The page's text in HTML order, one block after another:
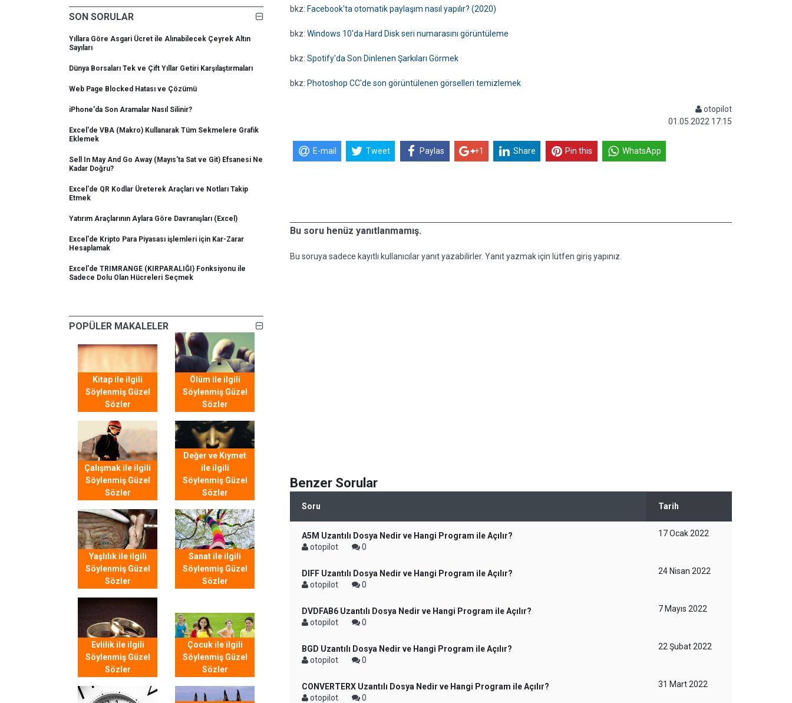
SON SORULAR
Yıllara Göre Asgari Ücret ile Alınabilecek Çeyrek Altın
Sayıları
Dünya Borsaları Tek ve Çift Yıllar Getiri Karşılaştırmaları
Web Page Blocked Hatası ve Çözümü
iPhone'da Son Aramalar Nasıl Silinir?
Excel'de VBA (Makro) Kullanarak Tüm Sekmelere Grafik
Eklemek
Sell In May And Go Away (Mayıs'ta Sat ve Git) Efsanesi Ne
Kadar Doğru?
Excel'de QR Kodlar Üreterek Araçları ve Notları Takip
Etmek
Yatırım Araçlarının Aylara Göre Davranışları (Excel)
Excel'de Kripto Para Piyasası işlemleri için Kar-Zarar
Hesaplamak
Excel'de TRIMRANGE (KIRPARALIĞI) Fonksiyonu ile
Sadece Dolu Olan Hücreleri Seçmek
POPÜLER MAKALELER
Kitap ile ilgili
Söylenmiş Güzel
Sözler
Ölüm ile ilgili
Söylenmiş Güzel
Sözler
Çalışmak ile ilgili
Söylenmiş Güzel
Sözler
Değer ve Kıymet
ile ilgili
Söylenmiş Güzel
Sözler
Yaşlılık ile ilgili
Söylenmiş Güzel
Sözler
Sanat ile ilgili
Söylenmiş Güzel
Sözler
Evlilik ile ilgili
Söylenmiş Güzel
Sözler
Çocuk ile ilgili
Söylenmiş Güzel
Sözler
bkz: Facebook'ta otomatik paylaşım nasıl yapılır? (2020)
bkz: Windows 10'da Hard Disk seri numarasını görüntüleme
bkz: Spotify'da Son Dinlenen Şarkıları Görmek
bkz: Photoshop CC'de son görüntülenen görselleri temizlemek
otopilot
01.05.2022 17:15
E-mail Tweet Paylas +1 Share Pin this WhatsApp
Bu soru henüz yanıtlanmamış.
Bu soruya sadece kayıtlı kullanıcılar yanıt yazabilirler. Yanıt yazmak için lütfen giriş yapınız.
Benzer Sorular
Soru Tarih
A5M Uzantılı Dosya Nedir ve Hangi Program ile Açılır?
otopilot
0
17 Ocak 2022
DIFF Uzantılı Dosya Nedir ve Hangi Program ile Açılır?
otopilot
0
24 Nisan 2022
DVDFAB6 Uzantılı Dosya Nedir ve Hangi Program ile Açılır?
otopilot
0
7 Mayıs 2022
BGD Uzantılı Dosya Nedir ve Hangi Program ile Açılır?
otopilot
0
22 Şubat 2022
CONVERTERX Uzantılı Dosya Nedir ve Hangi Program ile Açılır?
otopilot
0
31 Mart 2022